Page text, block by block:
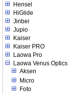
Hensel
HiGlide
Jinbei
Jupio
Kaiser
Kaiser PRO
Laowa Pro
Laowa Venus Optics
Aksen
Micro
Foto